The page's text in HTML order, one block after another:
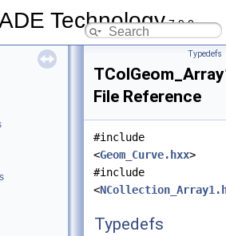
Technology7.9.0
Typedefs
File Reference
#include
<Geom_Curve.hxx>
#include
<
Typedefs